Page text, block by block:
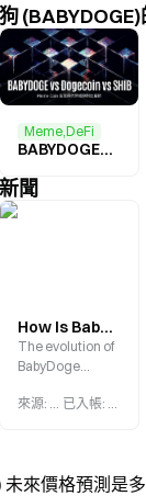
Meme,DeFi
BABYDOGE、Dogecoin 與 SHIB 的差異：Meme Coin 生態與代幣機制對比解析
聞
22
How Is BabyDoge Currently Priced and Performing in the Market?
The evolution of
BabyDoge
profound
from mere social
來源: Gate.blog
已入帳:
未來價格預測是